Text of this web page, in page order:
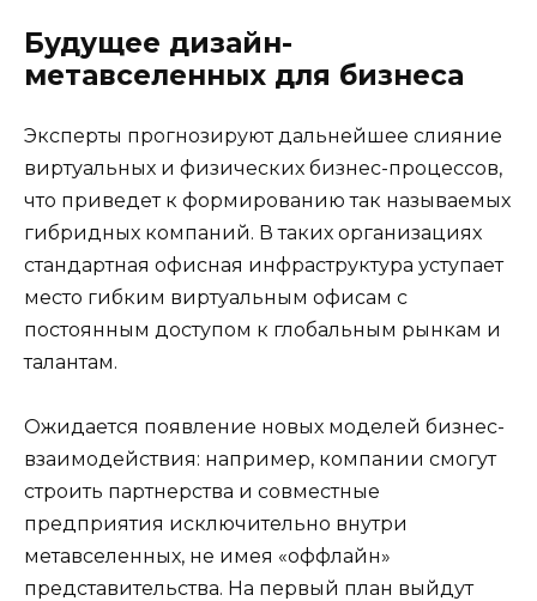
Будущее дизайн-
метавселенных для бизнеса
Эксперты прогнозируют дальнейшее слияние
виртуальных и физических бизнес-процессов,
что приведет к формированию так называемых
гибридных компаний. В таких организациях
стандартная офисная инфраструктура уступает
место гибким виртуальным офисам с
постоянным доступом к глобальным рынкам и
талантам.
Ожидается появление новых моделей бизнес-
взаимодействия: например, компании смогут
строить партнерства и совместные
предприятия исключительно внутри
метавселенных, не имея «оффлайн»
представительства. На первый план выйдут